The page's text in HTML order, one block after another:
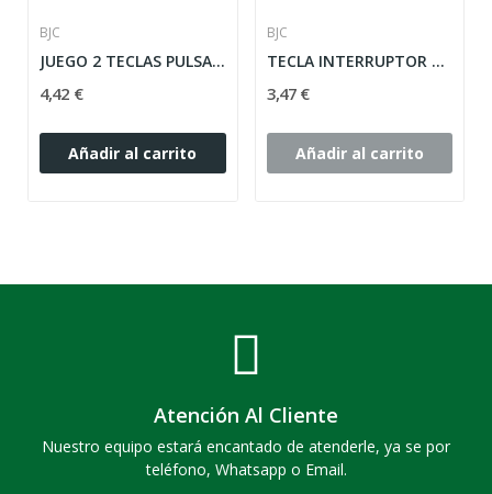
BJC
JUEGO 2 TECLAS PULSADOR PERSIANA GRIS SOMBRA...
4,42 €
Añadir al carrito
BJC
TECLA INTERRUPTOR SERIE CORAL CON LUMINOSO...
3,47 €
Añadir al carrito
Atención Al Cliente
Nuestro equipo estará encantado de atenderle, ya se por
teléfono, Whatsapp o Email.